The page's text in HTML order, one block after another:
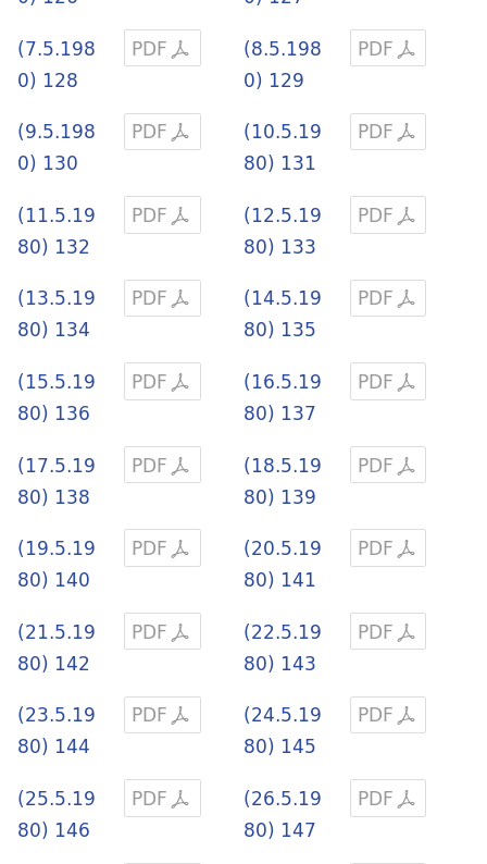
PDF
(7.5.198
0) 128
PDF
(8.5.198
0) 129
PDF
(9.5.198
0) 130
PDF
(10.5.19
80) 131
PDF
(11.5.19
80) 132
PDF
(12.5.19
80) 133
PDF
(13.5.19
80) 134
PDF
(14.5.19
80) 135
PDF
(15.5.19
80) 136
PDF
(16.5.19
80) 137
PDF
(17.5.19
80) 138
PDF
(18.5.19
80) 139
PDF
(19.5.19
80) 140
PDF
(20.5.19
80) 141
PDF
(21.5.19
80) 142
PDF
(22.5.19
80) 143
PDF
(23.5.19
80) 144
PDF
(24.5.19
80) 145
PDF
(25.5.19
80) 146
PDF
(26.5.19
80) 147